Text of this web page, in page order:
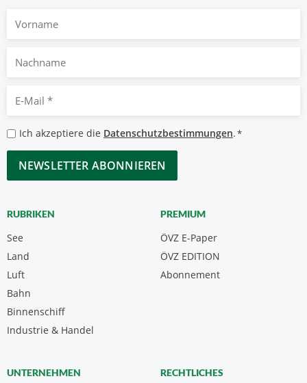
Nachname
Mail
*
Datenschutzbestimmungen
*
Ich akzeptiere die Datenschutzbestimmungen.*
CAPTCHA
RUBRIKEN
See
Land
Luft
Bahn
Binnenschiff
Industrie & Handel
PREMIUM
ÖVZ E-Paper
Abonnement
ÖVZ EDITION
UNTERNEHMEN RECHTLICHES